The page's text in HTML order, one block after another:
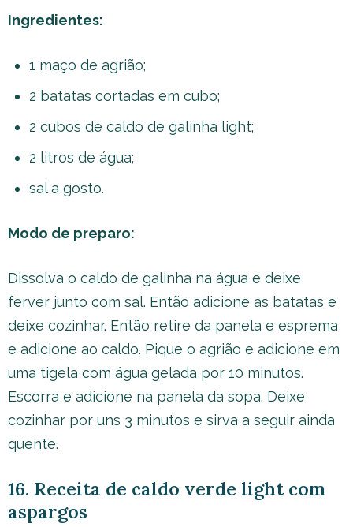
Ingredientes:
1 maço de agrião;
2 batatas cortadas em cubo;
2 cubos de caldo de galinha light;
2 litros de água;
sal a gosto.
Modo de preparo:
Dissolva o caldo de galinha na água e deixe
ferver junto com sal. Então adicione as batatas e
deixe cozinhar. Então retire da panela e esprema
e adicione ao caldo. Pique o agrião e adicione em
uma tigela com água gelada por 10 minutos.
Escorra e adicione na panela da sopa. Deixe
cozinhar por uns 3 minutos e sirva a seguir ainda
quente.
16. Receita de caldo verde light com
aspargos